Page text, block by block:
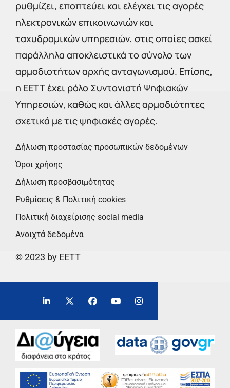
ρυθμίζει, εποπτεύει και ελέγχει τις αγορές
ηλεκτρονικών επικοινωνιών και
ταχυδρομικών υπηρεσιών, στις οποίες ασκεί
παράλληλα αποκλειστικά το σύνολο των
αρμοδιοτήτων αρχής ανταγωνισμού. Επίσης,
η ΕΕΤΤ έχει ρόλο Συντονιστή Ψηφιακών
Υπηρεσιών, καθώς και άλλες αρμοδιότητες
σχετικά με τις ψηφιακές αγορές.
Δήλωση προστασίας προσωπικών δεδομένων
Όροι χρήσης
Δήλωση προσβασιμότητας
Ρυθμίσεις & Πολιτική cookies
Πολιτική διαχείρισης social media
Ανοιχτά δεδομένα
© 2023 by EETT